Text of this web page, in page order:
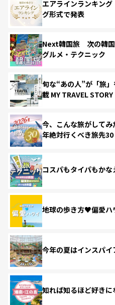
エアラインランキン
グ形式で発表
Next韓国旅 次の韓国
グルメ・テクニック
旬な“あの人”が「旅
載 MY TRAVEL STORY
今、こんな旅がして
年絶対行くべき旅先30
コスパもタイパもか
地球の歩き方♥偏愛ハ
今年の夏はインスパイ
知れば知るほど好き